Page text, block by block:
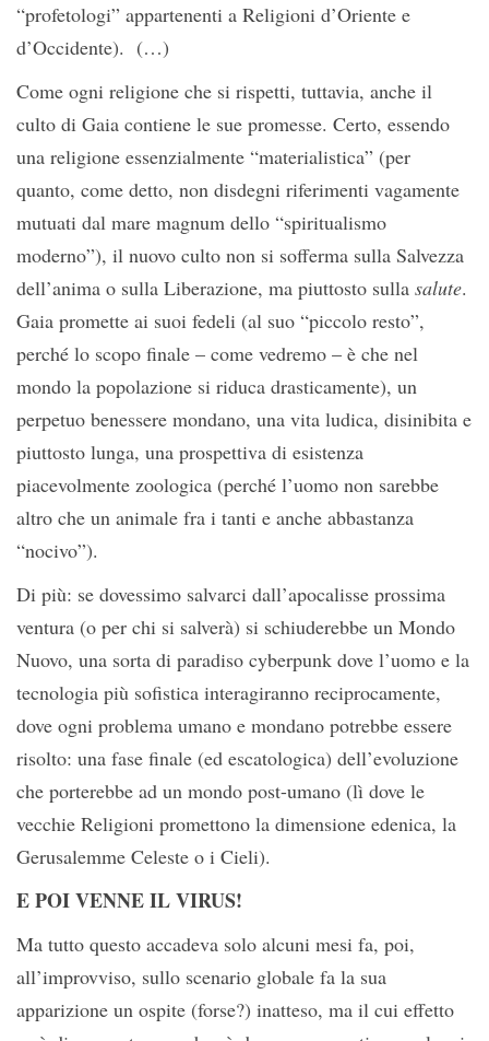
“profetologi” appartenenti a Religioni d’Oriente e
d’Occidente). (…)
Come ogni religione che si rispetti, tuttavia, anche il
culto di Gaia contiene le sue promesse. Certo, essendo
una religione essenzialmente “materialistica” (per
quanto, come detto, non disdegni riferimenti vagamente
mutuati dal mare magnum dello “spiritualismo
moderno”), il nuovo culto non si sofferma sulla Salvezza
dell’anima o sulla Liberazione, ma piuttosto sulla salute.
Gaia promette ai suoi fedeli (al suo “piccolo resto”,
perché lo scopo finale – come vedremo – è che nel
mondo la popolazione si riduca drasticamente), un
perpetuo benessere mondano, una vita ludica, disinibita e
piuttosto lunga, una prospettiva di esistenza
piacevolmente zoologica (perché l’uomo non sarebbe
altro che un animale fra i tanti e anche abbastanza
“nocivo”).
Di più: se dovessimo salvarci dall’apocalisse prossima
ventura (o per chi si salverà) si schiuderebbe un Mondo
Nuovo, una sorta di paradiso cyberpunk dove l’uomo e la
tecnologia più sofistica interagiranno reciprocamente,
dove ogni problema umano e mondano potrebbe essere
risolto: una fase finale (ed escatologica) dell’evoluzione
che porterebbe ad un mondo post-umano (lì dove le
vecchie Religioni promettono la dimensione edenica, la
Gerusalemme Celeste o i Cieli).
E POI VENNE IL VIRUS!
Ma tutto questo accadeva solo alcuni mesi fa, poi,
all’improvviso, sullo scenario globale fa la sua
apparizione un ospite (forse?) inatteso, ma il cui effetto